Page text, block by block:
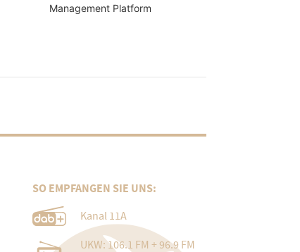
Management Platform
SO EMPFANGEN SIE UNS:
Kanal 11A
UKW: 106.1 FM + 96.9 FM